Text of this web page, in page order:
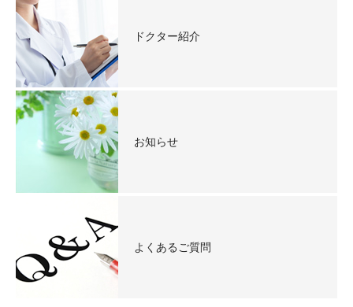
ドクター紹介
お知らせ
よくあるご質問